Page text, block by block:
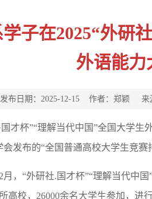
学子在2025“外研
外语能力
发布日期：2025-12-15 作者：郑颖
国才杯”“理解当代中国”全国大学
会发布的“全国普通高校大学生竞赛
月，“外研社.国才杯”“理解当代中
高校，26000余名大学生参加，